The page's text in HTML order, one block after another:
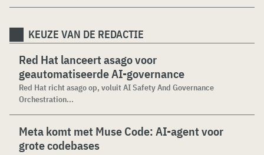
KEUZE VAN DE REDACTIE
Red Hat lanceert asago voor
geautomatiseerde AI-governance
Red Hat richt asago op, voluit AI Safety And Governance
Orchestration...
Meta komt met Muse Code: AI-agent voor
grote codebases